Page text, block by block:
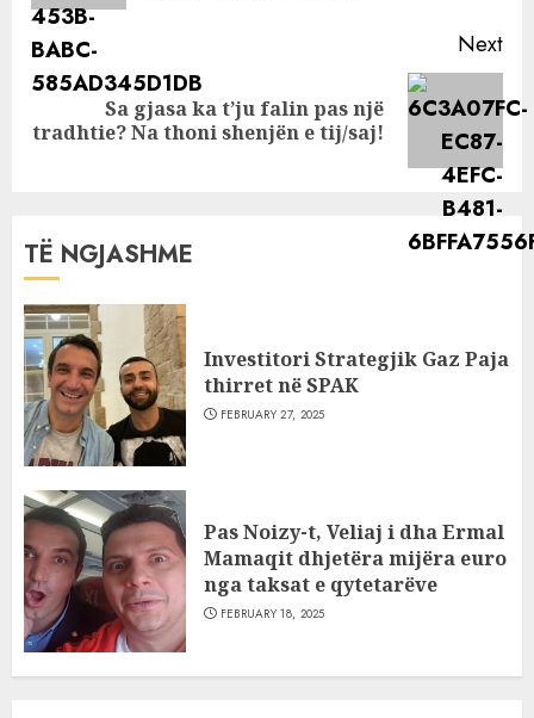
Next
post:
Sa gjasa ka t’ju falin pas një
tradhtie? Na thoni shenjën e tij/saj!
TË NGJASHME
Investitori Strategjik Gaz Paja
thirret në SPAK
FEBRUARY 27, 2025
Pas Noizy-t, Veliaj i dha Ermal
Mamaqit dhjetëra mijëra euro
nga taksat e qytetarëve
FEBRUARY 18, 2025